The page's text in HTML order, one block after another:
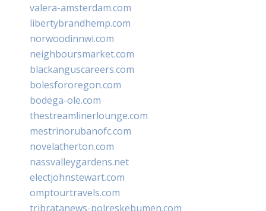
valera-amsterdam.com
libertybrandhemp.com
norwoodinnwi.com
neighboursmarket.com
blackanguscareers.com
bolesfororegon.com
bodega-ole.com
thestreamlinerlounge.com
mestrinorubanofc.com
novelatherton.com
nassvalleygardens.net
electjohnstewart.com
omptourtravels.com
tribratanews-polreskebumen.com